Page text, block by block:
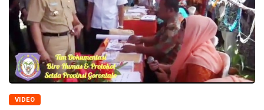
VIDEO